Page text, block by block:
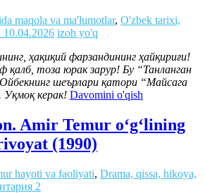
maqola va ma'lumotlar, O'zbek tarixi,
10.04.2026 izoh yo'q
ҳақиқий фарзандининг ҳайқириғи!
қалб, тоза юрак зарур! Бу “Танланган
шеърлари қатори “Майсага
Уқмоқ керак! Davomini o'qish
Amir Temur o‘g‘lining
(1990)
hayoti va faoliyati, Drama, qissa, hikoya,
2